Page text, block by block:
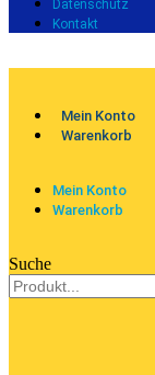
Datenschutz
Kontakt
Mein Konto
Warenkorb
Mein Konto
Warenkorb
Suche